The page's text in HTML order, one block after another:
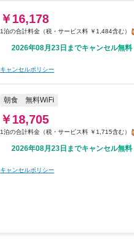
￥16,178
税・サービス料 ￥1,484含む
2026年08月23日までキャンセル無料
キャンセルポリシー
朝食 無料WiFi
￥18,705
税・サービス料 ￥1,715含む
2026年08月23日までキャンセル無料
キャンセルポリシー